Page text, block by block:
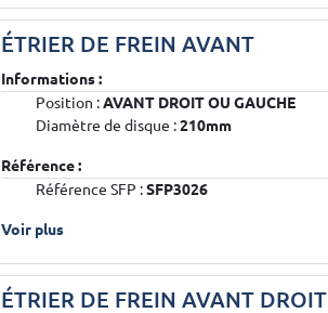
ÉTRIER DE FREIN AVANT
Informations :
Position : AVANT DROIT OU GAUCHE
Diamètre de disque : 210mm
Référence :
Référence SFP : SFP3026
Voir plus
ÉTRIER DE FREIN AVANT DROIT